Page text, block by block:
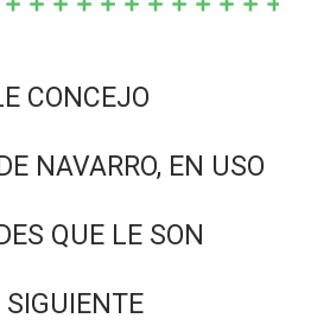
CONCEJO
NAVARRO, EN USO
QUE LE SON